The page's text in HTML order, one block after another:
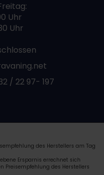
Uhr
Uhr
/ 22 97- 197
des Herstellers am Tag
Ersparnis errechnet sich
Preisempfehlung des Herstellers